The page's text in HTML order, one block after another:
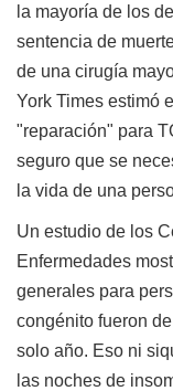
la mayoría de los
sentencia de
de una cirugía
York Times estimó
"reparación" para
seguro que se
la vida de una
Un estudio de los
Enfermedades
generales para
congénito fueron
solo año. Eso ni
las noches de